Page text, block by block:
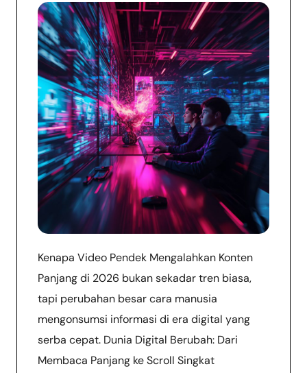
Kenapa Video Pendek Mengalahkan Konten
Panjang di 2026 bukan sekadar tren biasa,
tapi perubahan besar cara manusia
mengonsumsi informasi di era digital yang
serba cepat. Dunia Digital Berubah: Dari
Membaca Panjang ke Scroll Singkat